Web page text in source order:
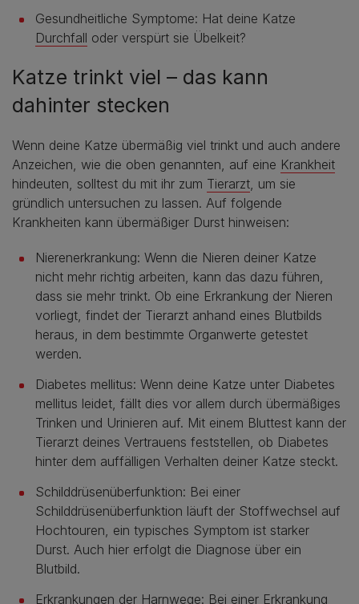
Gesundheitliche Symptome: Hat deine Katze
Durchfall oder verspürt sie Übelkeit?
Katze trinkt viel – das kann
dahinter stecken
Wenn deine Katze übermäßig viel trinkt und auch andere
Anzeichen, wie die oben genannten, auf eine Krankheit
hindeuten, solltest du mit ihr zum Tierarzt , um sie
gründlich untersuchen zu lassen. Auf folgende
Krankheiten kann übermäßiger Durst hinweisen:
Nierenerkrankung: Wenn die Nieren deiner Katze
nicht mehr richtig arbeiten, kann das dazu führen,
dass sie mehr trinkt. Ob eine Erkrankung der Nieren
vorliegt, findet der Tierarzt anhand eines Blutbilds
heraus, in dem bestimmte Organwerte getestet
werden.
Diabetes mellitus: Wenn deine Katze unter Diabetes
mellitus leidet, fällt dies vor allem durch übermäßiges
Trinken und Urinieren auf. Mit einem Bluttest kann der
Tierarzt deines Vertrauens feststellen, ob Diabetes
hinter dem auffälligen Verhalten deiner Katze steckt.
Schilddrüsenüberfunktion: Bei einer
Schilddrüsenüberfunktion läuft der Stoffwechsel auf
Hochtouren, ein typisches Symptom ist starker
Durst. Auch hier erfolgt die Diagnose über ein
Blutbild.
Erkrankungen der Harnwege: Bei einer Erkrankung